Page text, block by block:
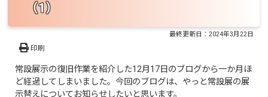
（1）
最終更新日：2024年3月22日
印刷
常設展示の復旧作業を紹介した12月17日のブログから一か月ほ
ど経過してしまいました。今回のブログは、やっと常設展の展
示替えについてお知らせしたいと思います。